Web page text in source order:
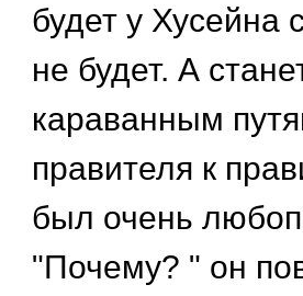
будет у Хусейна
не будет. А
караванным
правителя к
был очень
"Почему? " он